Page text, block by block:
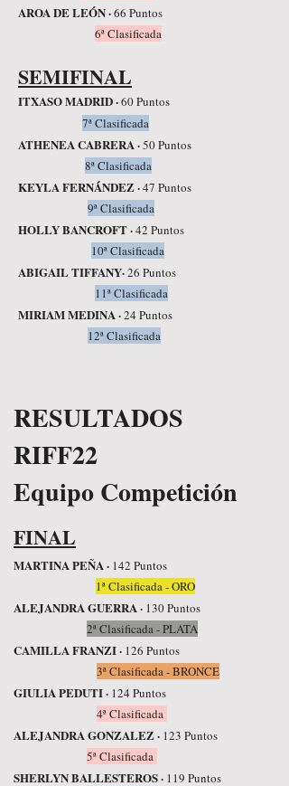
AROA DE LEÓN ·66 Puntos
6ª Clasificada
SEMIFINAL
ITXASO MADRID ·60 Puntos
7ª Clasificada
ATHENEA CABRERA ·50 Puntos
8ª Clasificada
KEYLA FERNÁNDEZ ·47 Puntos
9ª Clasificada
HOLLY BANCROFT ·42 Puntos
10ª Clasificada
ABIGAIL TIFFANY·26 Puntos
11ª Clasificada
MIRIAM MEDINA ·24 Puntos
12ª Clasificada
RESULTADOS
RIFF22
Equipo Competición
FINAL
MARTINA PEÑA · 142 Puntos
1ª Clasificada - ORO
ALEJANDRA GUERRA · 130 Puntos
2ª Clasificada - PLATA
CAMILLA FRANZI · 126 Puntos
3ª Clasificada - BRONCE
GIULIA PEDUTI · 124 Puntos
4ª Clasificada
ALEJANDRA GONZALEZ · 123 Puntos
5ª Clasificada
SHERLYN BALLESTEROS · 119 Puntos